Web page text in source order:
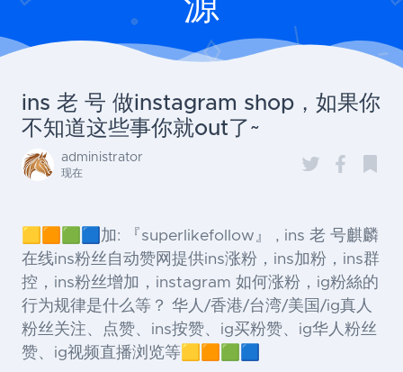
源
ins 老 号 做instagram shop，如果你
不知道这些事你就out了~
administrator
现在
🟨🟧🟩🟦加: 『superlikefollow』 , ins 老 号麒麟
在线ins粉丝自动赞网提供ins涨粉，ins加粉，ins群
控，ins粉丝增加，instagram 如何涨粉，ig粉絲的
行为规律是什么等？ 华人/香港/台湾/美国/ig真人
粉丝关注、点赞、ins按赞、ig买粉赞、ig华人粉丝
赞、ig视频直播浏览等🟨🟧🟩🟦